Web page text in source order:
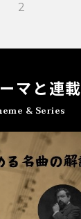
2
ー マと連載
& Series